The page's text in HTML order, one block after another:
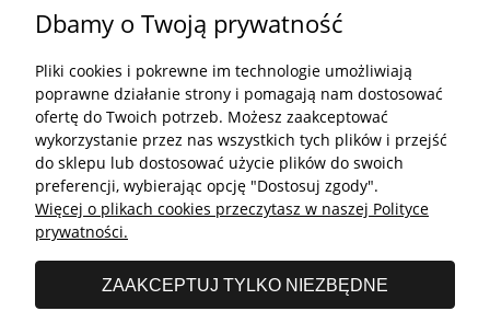
Płatności i dostawa
Kontakt
Kontakt
undefined
Godziny otwarcia salonu:
Poniedziałek - Piątek: 11:00 - 19:00
Dbamy o Twoją prywatność
Pliki cookies i pokrewne im technologie umożliwiają
poprawne działanie strony i pomagają nam dostosować
ofertę do Twoich potrzeb. Możesz zaakceptować
wykorzystanie przez nas wszystkich tych plików i przejść
do sklepu lub dostosować użycie plików do swoich
preferencji, wybierając opcję "Dostosuj zgody".
Więcej o plikach cookies przeczytasz w naszej Polityce
prywatności.
ZAAKCEPTUJ TYLKO NIEZBĘDNE